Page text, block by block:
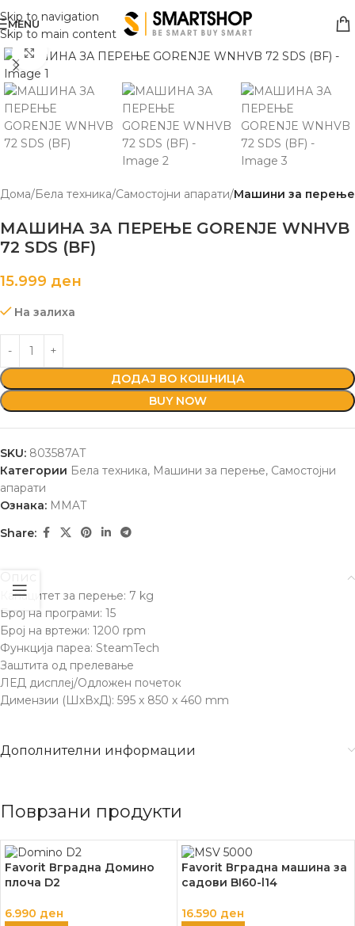
Skip to navigation
Skip to main content
MENU
Click to enlarge
Дома Бела техника Самостојни апарати Машини за перење
МАШИНА ЗА ПЕРЕЊЕ GORENJE WNHVB
72 SDS (BF)
15.999 ден
На залиха
ДОДАЈ ВО КОШНИЦА
BUY NOW
SKU: 803587AT
Категории Бела техника, Машини за перење, Самостојни
апарати
Ознака: MMAT
Share:
Капацитет за перење: 7 kg
Број на програми: 15
Број на вртежи: 1200 rpm
Функција пареа: SteamTech
Заштита од прелевање
ЛЕД дисплеј/Одложен почеток
Димензии (ШхВхД): 595 х 850 х 460 mm
Дополнителни информации
Поврзани продукти
Favorit Вградна Домино
плоча D2
6.990 ден
Favorit Вградна машина за
садови BI60-l14
16.590 ден